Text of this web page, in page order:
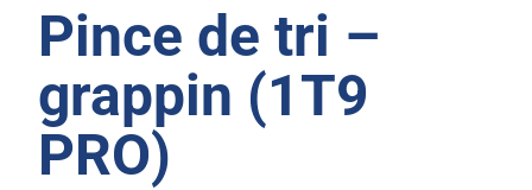
Pince de tri –
grappin (1T9
PRO)